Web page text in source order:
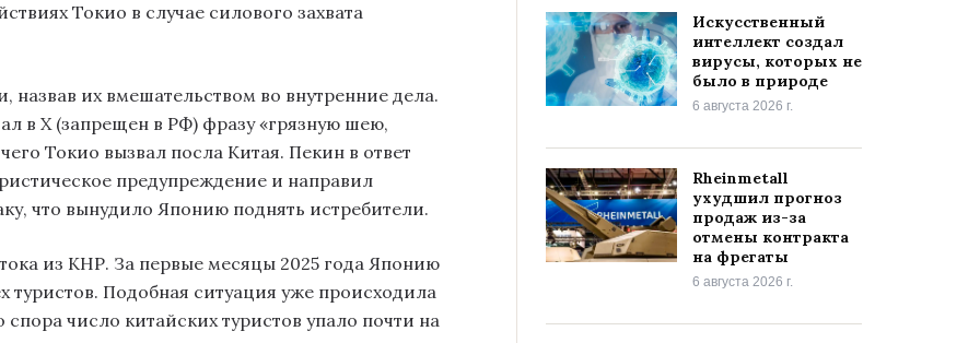
Токио в случае силового захвата
назвав их вмешательством во внутренние дела.
в X (запрещен в РФ) фразу «грязную шею,
Токио вызвал посла Китая. Пекин в ответ
предупреждение и направил
что вынудило Японию поднять истребители.
из КНР. За первые месяцы 2025 года Японию
туристов. Подобная ситуация уже происходила
число китайских туристов упало почти на
Искусственный
интеллект создал
вирусы, которых не
было в природе
6 августа 2026 г.
Rheinmetall
ухудшил прогноз
продаж из-за
отмены контракта
на фрегаты
6 августа 2026 г.